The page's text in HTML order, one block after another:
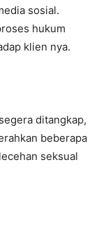
sosial.
hukum
klien nya.
ditangkap,
beberapa
seksual